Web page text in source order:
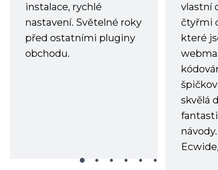
instalace, rychlé
nastavení. Světelné roky
před ostatními pluginy
obchodu.
vlastní
čtyřmi
které
skvělá